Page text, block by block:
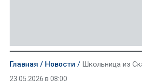
Главная Новости Школьница из Скадовска представит
23.05.2026 в 08:00